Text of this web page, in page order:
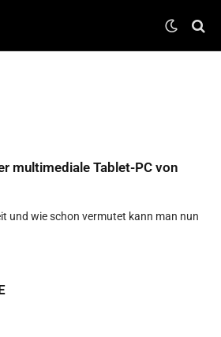
multimediale Tablet-PC von
und wie schon vermutet kann man nun